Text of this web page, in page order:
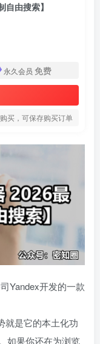
由搜索】
永久会员 免费
买，可保存购买订单
Yandex开发的一款
就是它的本土化功
如果你还在为浏览